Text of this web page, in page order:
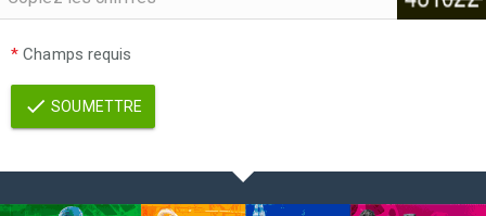
* Champs requis
SOUMETTRE